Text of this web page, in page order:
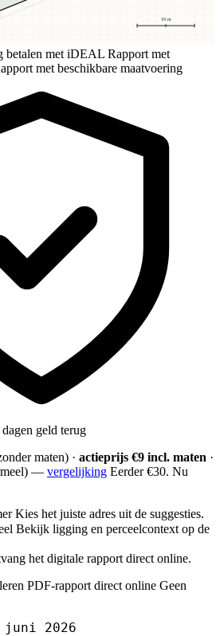
10 m
betalen met iDEAL Rapport met
met beschikbare maatvoering
geld terug
maten) · actieprijs €9 incl. maten ·
— vergelijking Eerder €30. Nu
Kies het juiste adres uit de suggesties.
Bekijk ligging en perceelcontext op de
het digitale rapport direct online.
PDF-rapport direct online Geen
juni 2026